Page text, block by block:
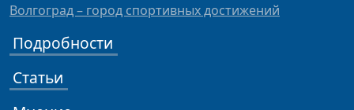
Волгоград – город спортивных достижений
Подробности
Статьи